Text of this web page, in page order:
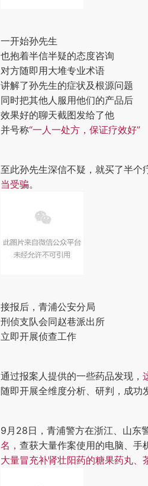
一开始孙先生
也抱着半信半疑的态度咨询
对方随即用大堆专业术语
讲解了孙先生的症状及根源问题
同时把其他人服用他们的产品后
效果好的聊天截图发给了他
并号称“一人一处方，保证疗效好”
至此孙先生深信不疑，就买了半个
当受骗。
接报后，青浦公安分局
刑侦支队会同赵巷派出所
立即开展侦查工作
通过报案人提供的一些药品发现，
随即开展全维度分析、研判，成
9月28日，青浦警方在浙江、山东
名， 查获大量作案使用的电脑、手
大量冒充补肾壮阳药的糖果药丸、